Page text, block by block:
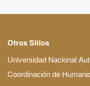
Otros Sitios
Universidad Nacional
Coordinación de